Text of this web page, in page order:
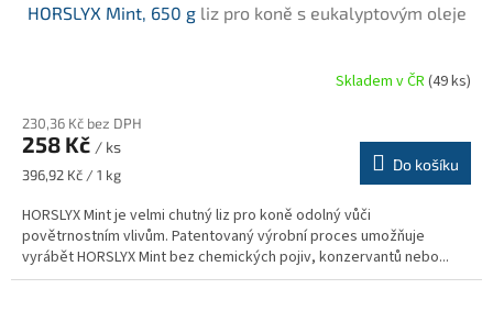
HORSLYX Mint, 650 g liz pro koně s eukalyptovým oleje
produktu
je
5,0
z
5
hvězdiček.
Skladem v ČR(49 ks)
230,36 Kč bez DPH
258 Kč / ks
Měrná
396,92 Kč / 1 kg
Do košíku
HORSLYX Mint je velmi chutný liz pro koně odolný vůči
povětrnostním vlivům. Patentovaný výrobní proces umožňuje
vyrábět HORSLYX Mint bez chemických pojiv, konzervantů nebo...